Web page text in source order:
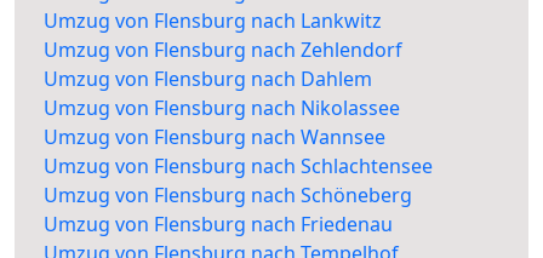
Umzug von Flensburg nach Lankwitz
Umzug von Flensburg nach Zehlendorf
Umzug von Flensburg nach Dahlem
Umzug von Flensburg nach Nikolassee
Umzug von Flensburg nach Wannsee
Umzug von Flensburg nach Schlachtensee
Umzug von Flensburg nach Schöneberg
Umzug von Flensburg nach Friedenau